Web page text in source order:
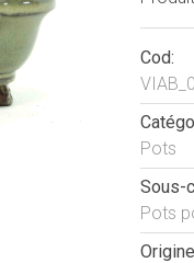
Cod:
Pots
Sous-
Pots